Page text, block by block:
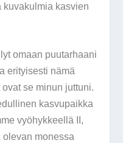
kuvakulmia kasvien
omaan puutarhaani
erityisesti nämä
se minun juttuni.
kasvupaikka
vyöhykkeellä II,
olevan monessa